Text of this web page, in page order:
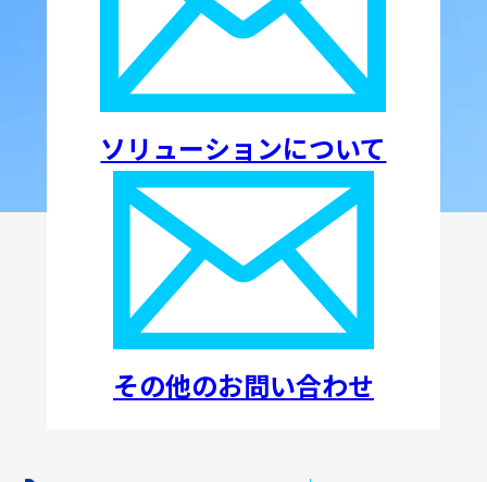
ソリューションについて
その他のお問い合わせ